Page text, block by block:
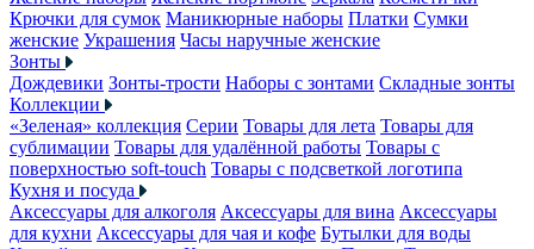
Крючки для сумок Маникюрные наборы Платки Сумки
женские Украшения Часы наручные женские
Зонты
Дождевики Зонты-трости Наборы с зонтами Складные зонты
Коллекции
«Зеленая» коллекция Серии Товары для лета Товары для
сублимации Товары для удалённой работы Товары с
поверхностью soft-touch Товары с подсветкой логотипа
Кухня и посуда
Аксессуары для алкоголя Аксессуары для вина Аксессуары
для кухни Аксессуары для чая и кофе Бутылки для воды